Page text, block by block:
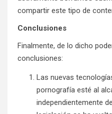
compartir este tipo de
Conclusiones
Finalmente, de lo dicho
conclusiones:
Las nuevas
pornografía esté al
independientemente